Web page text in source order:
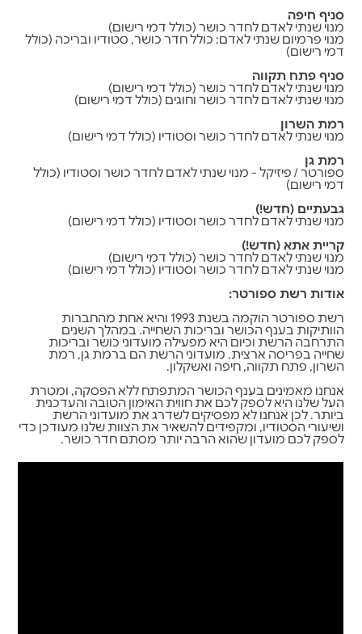
סניף חיפה
מנוי שנתי לאדם לחדר כושר (כולל דמי רישום)
מנוי פרמיום שנתי לאדם: כולל חדר כושר, סטודיו ובריכה (כולל
דמי רישום)
סניף פתח תקווה
מנוי שנתי לאדם לחדר כושר (כולל דמי רישום)
מנוי שנתי לאדם לחדר כושר וחוגים (כולל דמי רישום)
רמת השרון
מנוי שנתי לאדם לחדר כושר וסטודיו (כולל דמי רישום)
רמת גן
ספורטר / פיזיקל - מנוי שנתי לאדם לחדר כושר וסטודיו (כולל
דמי רישום)
גבעתיים (חדש!)
מנוי שנתי לאדם לחדר כושר וסטודיו (כולל דמי רישום)
קריית אתא (חדש!)
מנוי שנתי לאדם לחדר כושר (כולל דמי רישום)
מנוי שנתי לאדם לחדר כושר וסטודיו (כולל דמי רישום)
אודות רשת ספורטר:
רשת ספורטר הוקמה בשנת 1993 והיא אחת מהחברות
הוותיקות בענף הכושר ובריכות השחייה. במהלך השנים
התרחבה הרשת וכיום היא מפעילה מועדוני כושר ובריכות
שחייה בפריסה ארצית. מועדוני הרשת הם ברמת גן, רמת
השרון, פתח תקווה, חיפה ואשקלון.
אנחנו מאמינים בענף הכושר המתפתח ללא הפסקה, ומטרת
העל שלנו היא לספק לכם את חווית האימון הטובה והעדכנית
ביותר. לכן אנחנו לא מפסיקים לשדרג את מועדוני הרשת
ושיעורי הסטודיו, ומקפידים להשאיר את הצוות שלנו מעודכן כדי
לספק לכם מועדון שהוא הרבה יותר מסתם חדר כושר.